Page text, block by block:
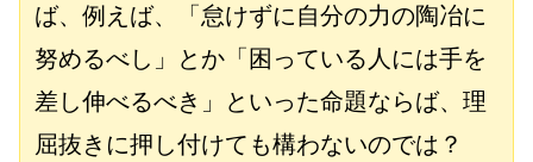
ば、例えば、「怠けずに自分の力の陶冶に
努めるべし」とか「困っている人には手を
差し伸べるべき」といった命題ならば、理
屈抜きに押し付けても構わないのでは？